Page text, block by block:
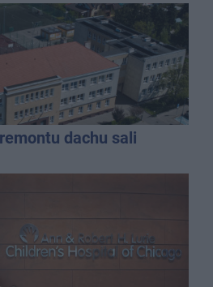
dachu sali